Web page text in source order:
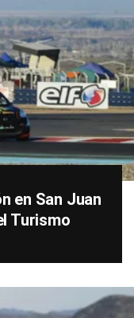
en San Juan
Turismo